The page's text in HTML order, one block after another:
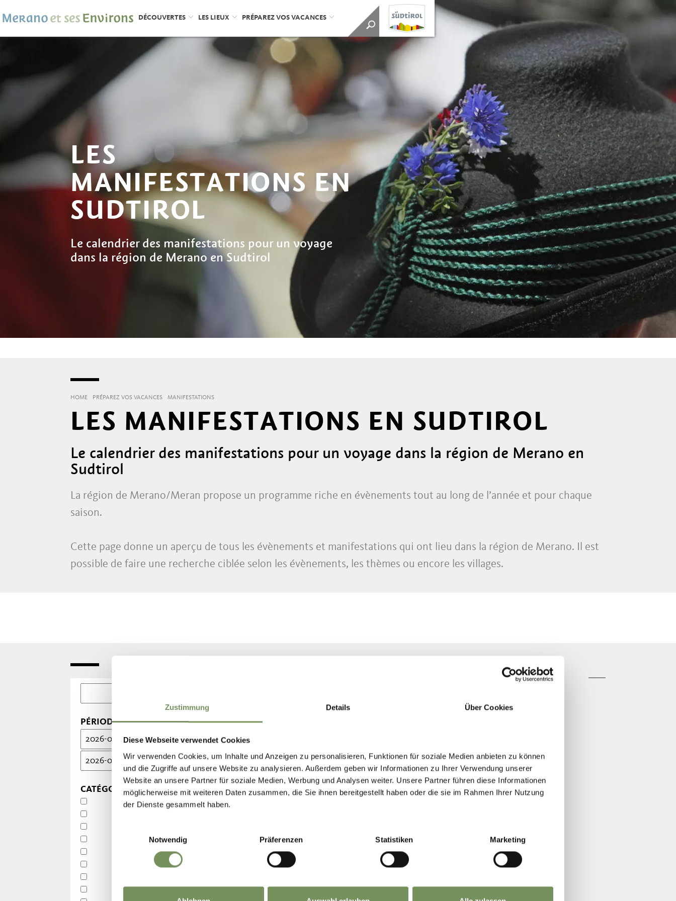
Zustimmung Details Über Cookies
Diese Webseite verwendet Cookies
Wir verwenden Cookies, um Inhalte und Anzeigen zu personalisieren, Funktionen für soziale Medien anbieten zu können
und die Zugriffe auf unsere Website zu analysieren. Außerdem geben wir Informationen zu Ihrer Verwendung unserer
Website an unsere Partner für soziale Medien, Werbung und Analysen weiter. Unsere Partner führen diese Informationen
möglicherweise mit weiteren Daten zusammen, die Sie ihnen bereitgestellt haben oder die sie im Rahmen Ihrer Nutzung
der Dienste gesammelt haben.
Notwendig
Präferenzen Statistiken Marketing
DÉCOUVERTES LES LIEUX PRÉPAREZ VOS VACANCES
LES
MANIFESTATIONS EN
SUDTIROL
Le calendrier des manifestations pour un voyage
dans la région de Merano en Sudtirol
HOME PRÉPAREZ VOS VACANCES MANIFESTATIONS
LES MANIFESTATIONS EN SUDTIROL
Le calendrier des manifestations pour un voyage dans la région de Merano en
Sudtirol
La région de Merano/Meran propose un programme riche en évènements tout au long de l’année et pour chaque
saison.
Cette page donne un aperçu de tous les évènements et manifestations qui ont lieu dans la région de Merano. Il est
possible de faire une recherche ciblée selon les évènements, les thèmes ou encore les villages.
PÉRIODE
CATÉGORIES